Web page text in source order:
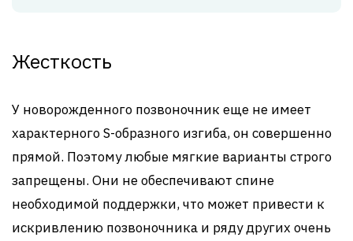
Жесткость
У новорожденного позвоночник еще не имеет
характерного S-образного изгиба, он совершенно
прямой. Поэтому любые мягкие варианты строго
запрещены. Они не обеспечивают спине
необходимой поддержки, что может привести к
искривлению позвоночника и ряду других очень